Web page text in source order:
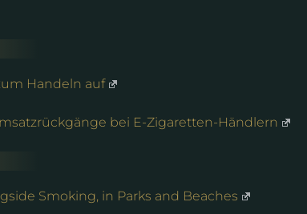
Handeln auf
bei E-Zigaretten-Händlern
Smoking, in Parks and Beaches